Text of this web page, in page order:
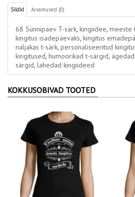
Sildid Arvamused (0)
68 Sünnipäev T-särk, kingiidee, meeste
kingitus isadepäevaks, kingitus
naljakas t-särk, personaliseeritud
kingitused, humoorikad t-särgid,
särgid, lahedad kingiideed
KOKKUSOBIVAD TOOTED